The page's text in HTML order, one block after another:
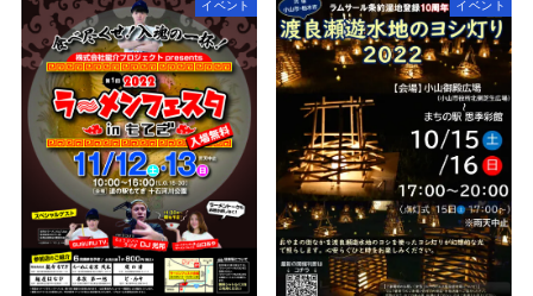
イベント イベント